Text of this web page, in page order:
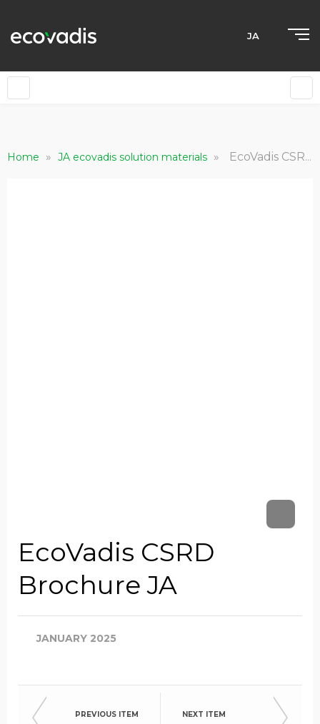
JA
Home » JA ecovadis solution materials » EcoVadis CSRD Brochure JA
EcoVadis CSRD
Brochure JA
JANUARY 2025
PREVIOUS ITEM NEXT ITEM